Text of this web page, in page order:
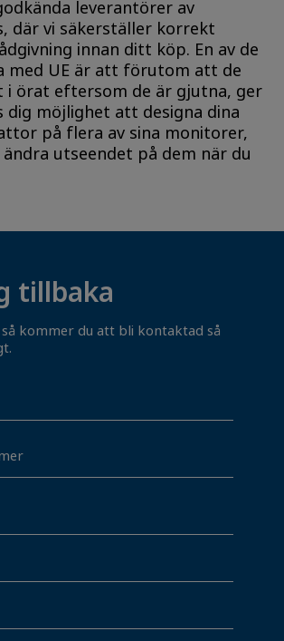
leverantörer av
där vi säkerställer korrekt
innan ditt köp. En av de
med UE är att förutom att de
örat eftersom de är gjutna, ger
dig möjlighet att designa dina
på flera av sina monitorer,
utseendet på dem när du
tillbaka
kommer du att bli kontaktad så